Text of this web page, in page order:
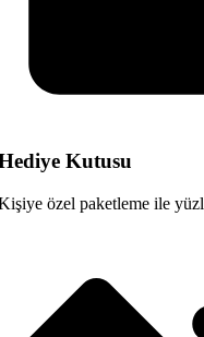
Kutusu
özel paketleme ile